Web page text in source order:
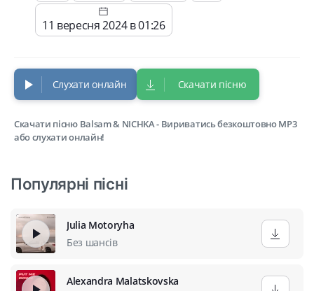
11 вересня 2024 в 01:26
Слухати онлайн Скачати пісню
Скачати пісню Balsam & NICHKA - Вириватись безкоштовно MP3
або слухати онлайн!
Популярні пісні
Julia Motoryha
Без шансів
Alexandra Malatskovska